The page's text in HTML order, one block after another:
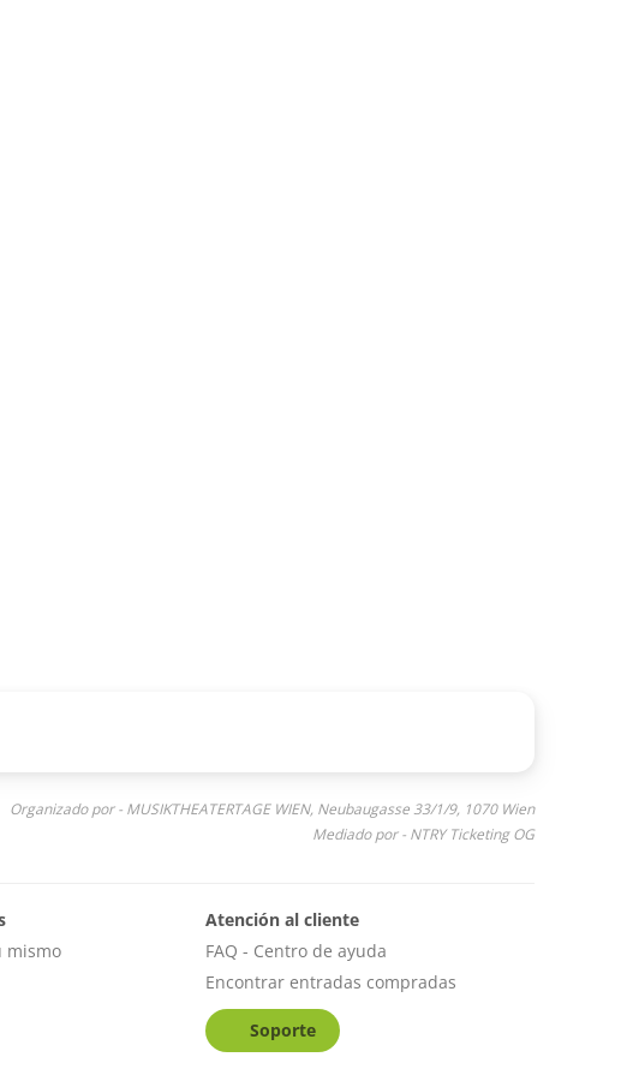
Organizado por - MUSIKTHEATERTAGE WIEN, Neubaugasse 33/1/9, 1070 Wien
Mediado por - NTRY Ticketing OG
mismo
Atención al cliente
FAQ - Centro de ayuda
Encontrar entradas compradas
Soporte